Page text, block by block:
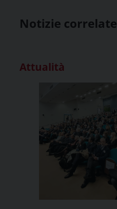
Notizie correlate
Attualità